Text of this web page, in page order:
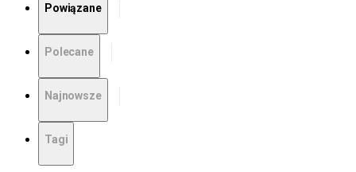
Powiązane
Polecane
Najnowsze
Tagi